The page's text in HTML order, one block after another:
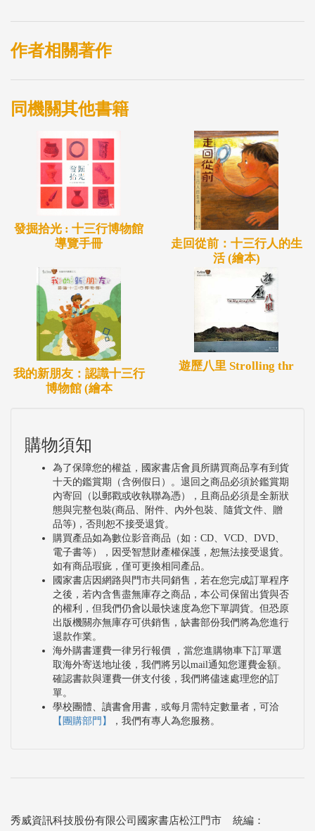
一枝羽毛，牽出一段永遠講袂煞的故事。
這是屬於土地、屬於八里、也是屬於臺灣的記憶。
作者相關著作
同機關其他書籍
發掘拾光 : 十三行博物館
導覽手冊
走回從前：十三行人的生
活 (繪本)
我的新朋友：認識十三行
博物館 (繪本
遊歷八里 Strolling thr
購物須知
為了保障您的權益，國家書店會員所購買商品享有到貨
十天的鑑賞期（含例假日）。退回之商品必須於鑑賞期
內寄回（以郵戳或收執聯為憑），且商品必須是全新狀
態與完整包裝(商品、附件、內外包裝、隨貨文件、贈
品等)，否則恕不接受退貨。
購買產品如為數位影音商品（如：CD、VCD、DVD、
電子書等），因受智慧財產權保護，恕無法接受退貨。
如有商品瑕疵，僅可更換相同產品。
國家書店因網路與門市共同銷售，若在您完成訂單程序
之後，若內含售盡無庫存之商品，本公司保留出貨與否
的權利，但我們仍會以最快速度為您下單調貨。但恐原
出版機關亦無庫存可供銷售，缺書部份我們將為您進行
退款作業。
海外購書運費一律另行報價 ，當您進購物車下訂單選
取海外寄送地址後，我們將另以mail通知您運費金額。
確認書款與運費一併支付後，我們將儘速處理您的訂
單。
學校團體、讀書會用書，或每月需特定數量者，可洽
【團購部門】
，我們有專人為您服務。
秀威資訊科技股份有限公司國家書店松江門市 統編：